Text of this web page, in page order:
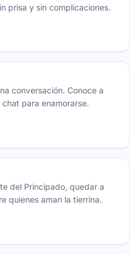
prisa y sin complicaciones.
conversación. Conoce a
para enamorarse.
del Principado, quedar a
quienes aman la tierrina.